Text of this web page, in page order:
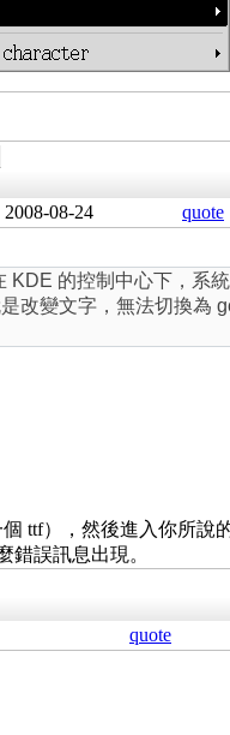
2008-08-24 quote
KDE 的控制中心下，系
改變文字，無法切換為
ttf），然後進入你所說
錯誤訊息出現。
quote